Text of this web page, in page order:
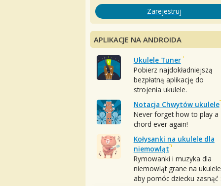
Zarejestruj
APLIKACJE NA ANDROIDA
Ukulele Tuner
Pobierz najdokładniejszą
bezpłatną aplikację do
strojenia ukulele.
Notacja Chwytów ukulele
Never forget how to play a
chord ever again!
Kołysanki na ukulele dla
niemowląt
Rymowanki i muzyka dla
niemowląt grane na
aby pomóc dziecku zasnąć